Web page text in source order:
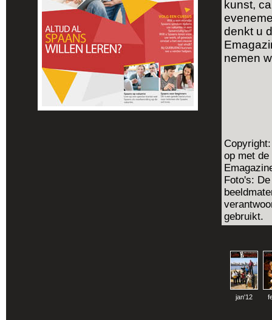
kunst,
denkt u
nemen
op met de
Foto's:
gebruikt.
jan'12